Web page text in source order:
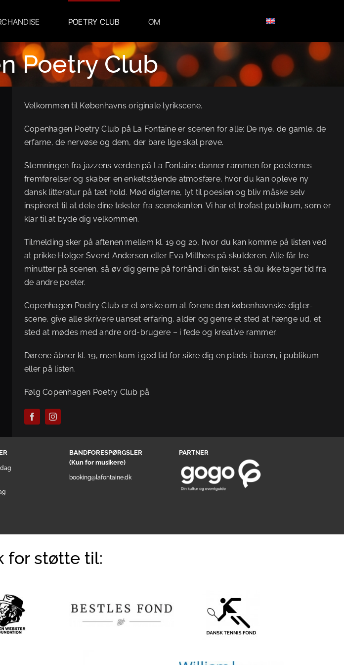
POETRY CLUB OM
Poetry Club
Velkommen til Københavns originale lyrikscene.
Copenhagen Poetry Club på La Fontaine er scenen for alle: De nye, de gamle, de
erfarne, de nervøse og dem, der bare lige skal prøve.
Stemningen fra jazzens verden på La Fontaine danner rammen for poeternes
fremførelser og skaber en enkeltstående atmosfære, hvor du kan opleve ny
dansk litteratur på tæt hold. Mød digterne, lyt til poesien og bliv måske selv
inspireret til at dele dine tekster fra scenekanten. Vi har et trofast publikum, som er
klar til at byde dig velkommen.
Tilmelding sker på aftenen mellem kl. 19 og 20, hvor du kan komme på listen ved
at prikke Holger Svend Anderson eller Eva Milthers på skulderen. Alle får tre
minutter på scenen, så øv dig gerne på forhånd i din tekst, så du ikke tager tid fra
de andre poeter.
Copenhagen Poetry Club er et ønske om at forene den københavnske digter-
scene, give alle skrivere uanset erfaring, alder og genre et sted at hænge ud, et
sted at mødes med andre ord-brugere – i fede og kreative rammer.
Dørene åbner kl. 19, men kom i god tid for sikre dig en plads i baren, i publikum
eller på listen.
Følg Copenhagen Poetry Club på:
BANDFORESPØRGSLER
(Kun for musikere)
booking@lafontaine.dk
PARTNER
for støtte til: